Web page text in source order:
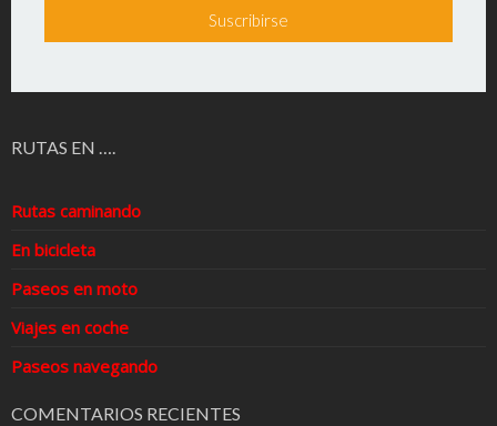
RUTAS EN ….
Rutas caminando
En bicicleta
Paseos en moto
Viajes en coche
Paseos navegando
COMENTARIOS RECIENTES